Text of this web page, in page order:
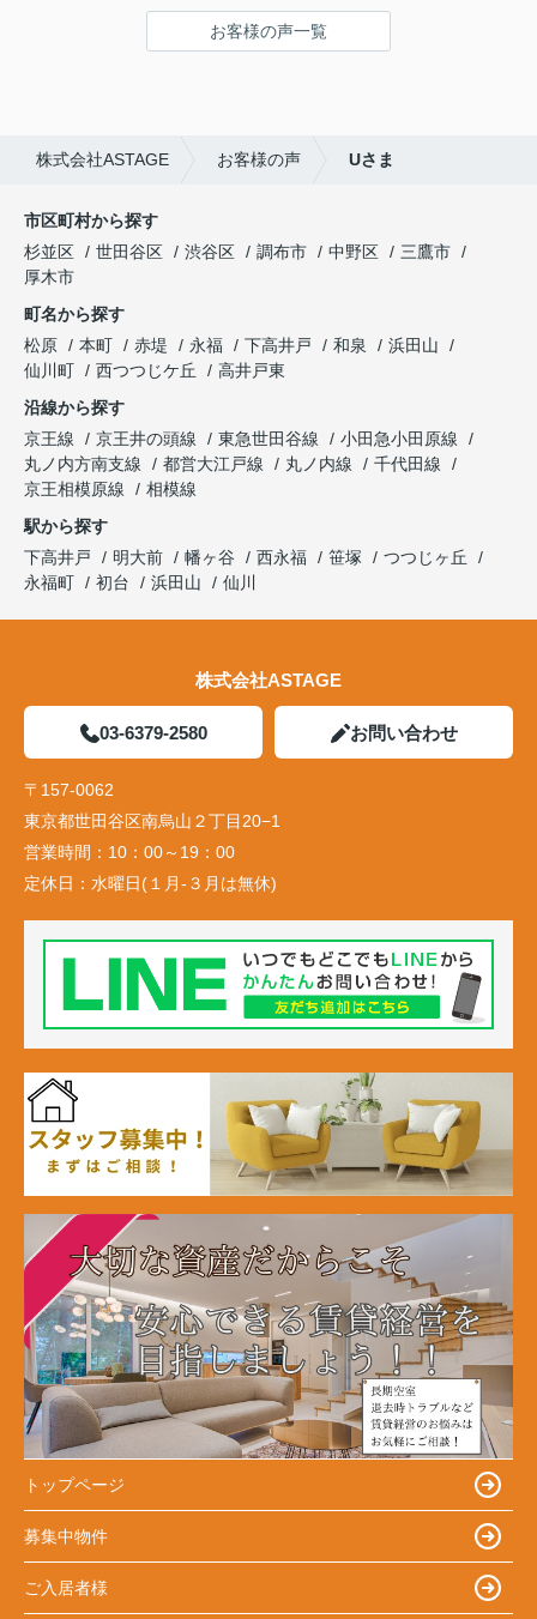
ってます！
ありがとうございました(^^♪
お客様の声一覧
株式会社ASTAGE お客様の声 Uさま
市区町村から探す
杉並区
世田谷区 渋谷区 調布市 中野区
三鷹市
厚木市
町名から探す
松原
本町 赤堤 永福 下高井戸 和泉
浜田山
仙川町
西つつじケ丘
高井戸東
沿線から探す
京王線
京王井の頭線 東急世田谷線
小田急小田原線
丸ノ内方南支線
都営大江戸線 丸ノ内線
千代田線
京王相模原線
相模線
駅から探す
下高井戸
明大前 幡ヶ谷 西永福 笹塚
つつじヶ丘
永福町
初台 浜田山 仙川
株式会社ASTAGE
03-6379-2580 お問い合わせ
〒157-0062
東京都世田谷区南烏山２丁目20−1
営業時間： 10：00～19：00
定休日： 水曜日(１月-３月は無休)
トップページ
募集中物件
ご入居者様